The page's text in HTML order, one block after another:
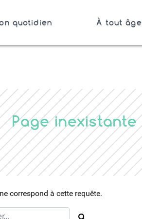
quotidien À tout âge
Page inexistante
correspond à cette requête.